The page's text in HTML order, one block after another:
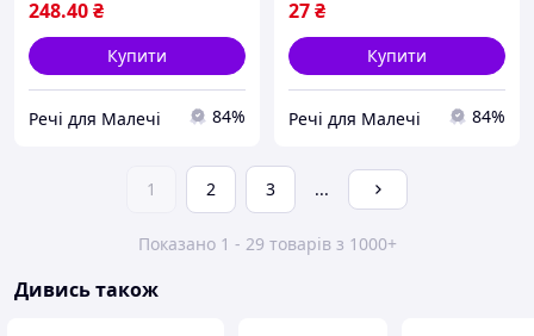
248.40₴
Купити
Речі для Малечі 84%
27₴
Купити
Речі для Малечі 84%
1 2 3 ...
Показано 1 - 29 товарів з 1000+
Дивись також